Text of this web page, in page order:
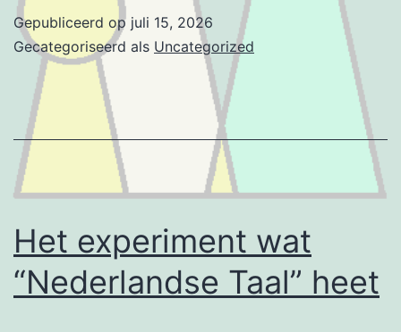
Gepubliceerd op juli 15, 2026
Gecategoriseerd als Uncategorized
Het experiment wat
“Nederlandse Taal” heet